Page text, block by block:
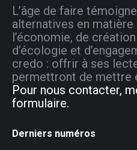
L’âge de faire
alternatives en
l’économie, de
d’écologie et
credo : offrir à ses
permettront de mettre
Pour nous contacter,
formulaire.
Derniers numéros